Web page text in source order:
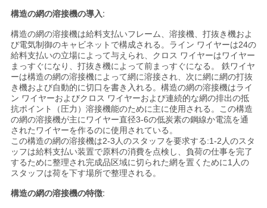
し
な
さ
い
引
用
を
要
構造の網の溶接機の導入:
構造の網の溶接機は給料支払いフレーム、溶接機、打抜き機およ
び電気制御のキャビネットで構成される。ライン ワイヤーは24の
給料支払いの立場によって与えられ、クロス ワイヤーはワイヤー
まっすぐになり、打抜き機によって前まっすぐになる。 鉄ワイヤ
ーは構造の網の溶接機によって網に溶接され、次に網に網の打抜
き機および自動的に切口を書き入れる。構造の網の溶接機はライ
ン ワイヤーおよびクロス ワイヤーおよび連続的な網の排出の抵
抗ポイント（圧力）溶接機能のために主に使用される。この構造
の網の溶接機が主にワイヤー直径3-6の低炭素の鋼線か電流を通
されたワイヤーを作るのに使用されている。
この構造の網の溶接機は2-3人のスタッフを要求する:1-2人のスタ
ッフは給料支払い装置で原料の消費を点検し、負荷の仕事を完了
するために整理され完成品区域に切られた網を置くために1人の
スタッフは荷を下す場所で整理される。
構造の網の溶接機の特徴: